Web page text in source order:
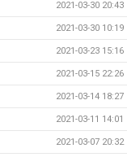
2021-03-30 20:43
2021-03-30 10:19
2021-03-23 15:16
2021-03-15 22:26
2021-03-14 18:27
2021-03-11 14:01
2021-03-07 20:32